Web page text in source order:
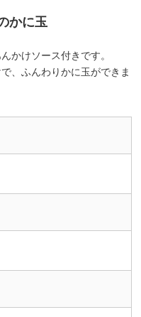
かに玉
かけソース付きです。
、ふんわりかに玉ができま